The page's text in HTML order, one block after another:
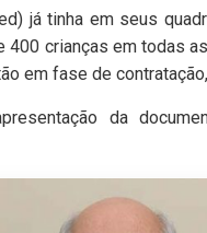
já tinha em seus
crianças em todas
em fase de
da